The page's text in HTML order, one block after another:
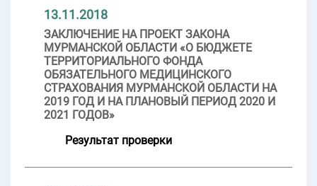
13.11.2018
ЗАКЛЮЧЕНИЕ НА ПРОЕКТ ЗАКОНА
МУРМАНСКОЙ ОБЛАСТИ «О БЮДЖЕТЕ
ТЕРРИТОРИАЛЬНОГО ФОНДА
ОБЯЗАТЕЛЬНОГО МЕДИЦИНСКОГО
СТРАХОВАНИЯ МУРМАНСКОЙ ОБЛАСТИ НА
2019 ГОД И НА ПЛАНОВЫЙ ПЕРИОД 2020 И
2021 ГОДОВ»
Результат проверки